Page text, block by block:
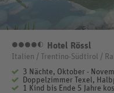
4,5 Sterne
Hotel Rössl
Italien / Trentino-Südtirol /
3 Nächte, Oktober -
Doppelzimmer Texel,
1 Kind bis Ende 5 Jahre